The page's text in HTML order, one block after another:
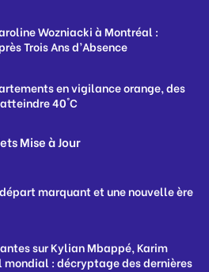
Wozniacki à Montréal :
Trois Ans d’Absence
en vigilance orange, des
40°C
Mise à Jour
marquant et une nouvelle ère
sur Kylian Mbappé, Karim
: décryptage des dernières